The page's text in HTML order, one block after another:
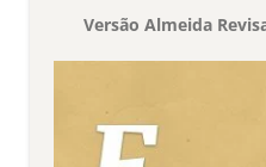
Versão Almeida